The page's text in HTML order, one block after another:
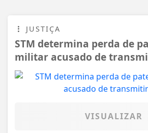
JUSTIÇA
STM determina perda de
militar acusado de
VISUALIZAR